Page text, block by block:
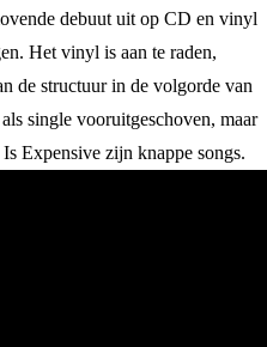
debuut uit op CD en vinyl
Het vinyl is aan te raden,
de structuur in de volgorde van
single vooruitgeschoven, maar
Expensive zijn knappe songs.